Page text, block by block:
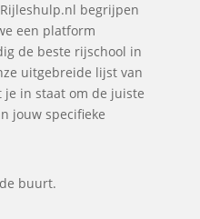
begrijpen
een platform
de beste rijschool in
uitgebreide lijst van
in staat om de juiste
jouw specifieke
buurt.